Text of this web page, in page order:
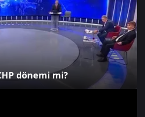
dönemi mi?